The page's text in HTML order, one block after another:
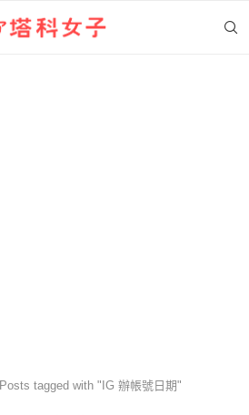
Posts tagged with "IG 辦帳號日期"